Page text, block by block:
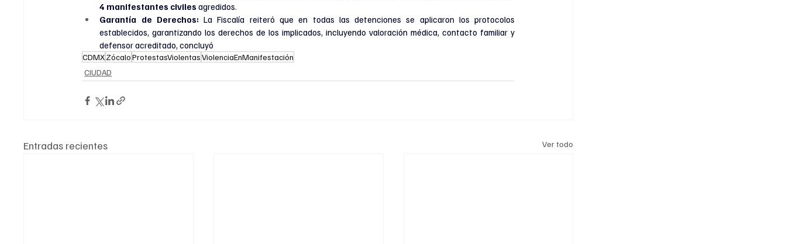
4 manifestantes civiles agredidos.
Garantía de Derechos: La Fiscalía reiteró que en todas las detenciones se aplicaron los protocolos
establecidos, garantizando los derechos de los implicados, incluyendo valoración médica, contacto familiar y
defensor acreditado, concluyó
CDMXZócaloProtestasViolentasViolenciaEnManifestación
CIUDAD
Entradas recientes Ver todo